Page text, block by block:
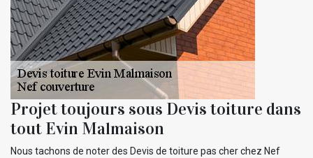
Projet toujours sous Devis toiture dans
tout Evin Malmaison
Nous tachons de noter des Devis de toiture pas cher chez Nef